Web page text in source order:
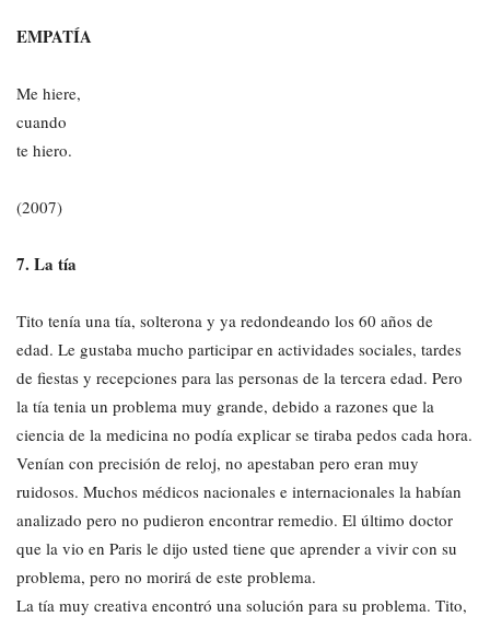
EMPATÍA
Me hiere,
cuando
te hiero.
(2007)
7. La tía
Tito tenía una tía, solterona y ya redondeando los 60 años de
edad. Le gustaba mucho participar en actividades sociales, tardes
de fiestas y recepciones para las personas de la tercera edad. Pero
la tía tenia un problema muy grande, debido a razones que la
ciencia de la medicina no podía explicar se tiraba pedos cada hora.
Venían con precisión de reloj, no apestaban pero eran muy
ruidosos. Muchos médicos nacionales e internacionales la habían
analizado pero no pudieron encontrar remedio. El último doctor
que la vio en Paris le dijo usted tiene que aprender a vivir con su
problema, pero no morirá de este problema.
La tía muy creativa encontró una solución para su problema. Tito,